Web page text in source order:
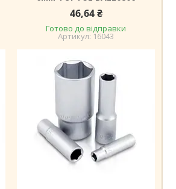
46,64 ₴
Готово до відправки
16043